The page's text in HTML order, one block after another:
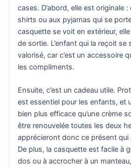
cases. D’abord, elle est originale
shirts ou aux pyjamas qui se
casquette se voit en extérieur,
de sortie. L’enfant qui la reçoit
valorisé, car c’est un accessoire
les compliments.
Ensuite, c’est un cadeau utile.
est essentiel pour les enfants, et
bien plus efficace qu’une crème
être renouvelée toutes les deux
apprécieront donc ce présent qui
De plus, la casquette est facile à
dos ou à accrocher à un